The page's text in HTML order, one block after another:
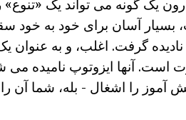
یک گونه می تواند یک «تنوع»
بسیار آسان برای خود به خود
نادیده گرفت. اغلب، و به
است. آنها ایزوتوپ نامیده می
آموز را اشغال - بله، شما آن